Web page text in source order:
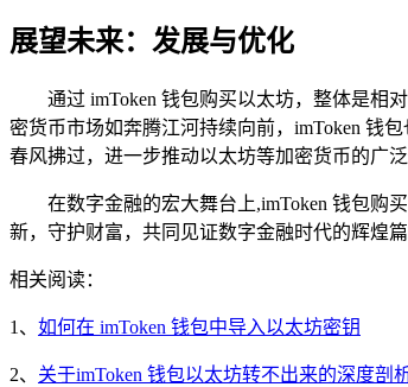
展望未来：发展与优化
通过 imToken 钱包购买以太坊，整体是相
密货币市场如奔腾江河持续向前，imToken 钱
春风拂过，进一步推动以太坊等加密货币的广
在数字金融的宏大舞台上,imToken 钱包购
新，守护财富，共同见证数字金融时代的辉煌篇
相关阅读：
1、 如何在 imToken 钱包中导入以太坊密钥
2、 关于imToken 钱包以太坊转不出来的深度剖